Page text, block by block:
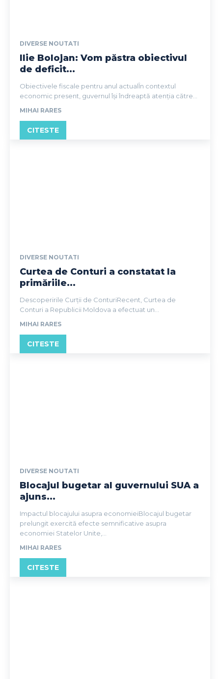
DIVERSE NOUTATI
Ilie Bolojan: Vom păstra obiectivul
de deficit...
Obiectivele fiscale pentru anul actualÎn contextul
economic present, guvernul își îndreaptă atenția către...
MIHAI RARES
CITESTE
DIVERSE NOUTATI
Curtea de Conturi a constatat la
primăriile...
Descoperirile Curții de ConturiRecent, Curtea de
Conturi a Republicii Moldova a efectuat un...
MIHAI RARES
CITESTE
DIVERSE NOUTATI
Blocajul bugetar al guvernului SUA a
ajuns...
Impactul blocajului asupra economieiBlocajul bugetar
prelungit exercită efecte semnificative asupra
economiei Statelor Unite,...
MIHAI RARES
CITESTE